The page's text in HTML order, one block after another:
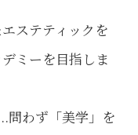
ステティックを
ミーを目指しま
問わず「美学」を